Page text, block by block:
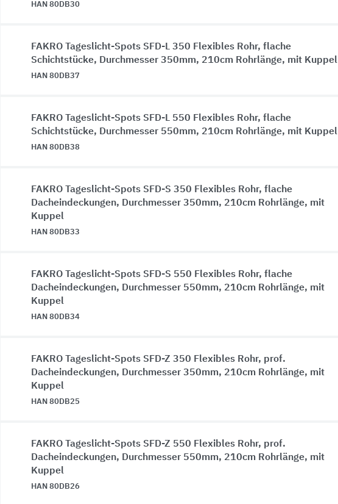
HAN 80DB30
FAKRO Tageslicht-Spots SFD-L 350 Flexibles Rohr, flache
Schichtstücke, Durchmesser 350mm, 210cm Rohrlänge, mit Kuppel
HAN 80DB37
FAKRO Tageslicht-Spots SFD-L 550 Flexibles Rohr, flache
Schichtstücke, Durchmesser 550mm, 210cm Rohrlänge, mit Kuppel
HAN 80DB38
FAKRO Tageslicht-Spots SFD-S 350 Flexibles Rohr, flache
Dacheindeckungen, Durchmesser 350mm, 210cm Rohrlänge, mit
Kuppel
HAN 80DB33
FAKRO Tageslicht-Spots SFD-S 550 Flexibles Rohr, flache
Dacheindeckungen, Durchmesser 550mm, 210cm Rohrlänge, mit
Kuppel
HAN 80DB34
FAKRO Tageslicht-Spots SFD-Z 350 Flexibles Rohr, prof.
Dacheindeckungen, Durchmesser 350mm, 210cm Rohrlänge, mit
Kuppel
HAN 80DB25
FAKRO Tageslicht-Spots SFD-Z 550 Flexibles Rohr, prof.
Dacheindeckungen, Durchmesser 550mm, 210cm Rohrlänge, mit
Kuppel
HAN 80DB26